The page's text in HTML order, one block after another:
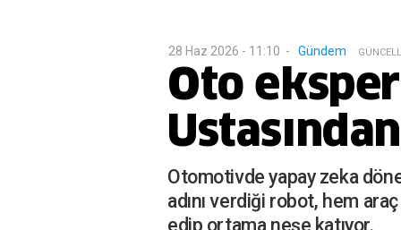
28 Haz 2026 - 11:10 - Gündem G
Oto
Otomotivde yapay zeka
adını verdiği robot, hem
edip ortama neşe katıyor.